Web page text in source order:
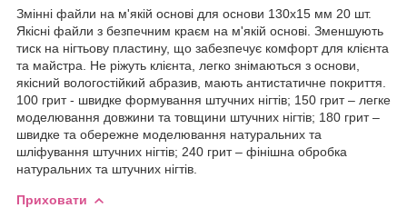
Змінні файли на м'якій основі для основи 130x15 мм 20 шт.
Якісні файли з безпечним краєм на м'якій основі. Зменшують
тиск на нігтьову пластину, що забезпечує комфорт для клієнта
та майстра. Не ріжуть клієнта, легко знімаються з основи,
якісний вологостійкий абразив, мають антистатичне покриття.
100 грит - швидке формування штучних нігтів; 150 грит – легке
моделювання довжини та товщини штучних нігтів; 180 грит –
швидке та обережне моделювання натуральних та
шліфування штучних нігтів; 240 грит – фінішна обробка
натуральних та штучних нігтів.
Приховати